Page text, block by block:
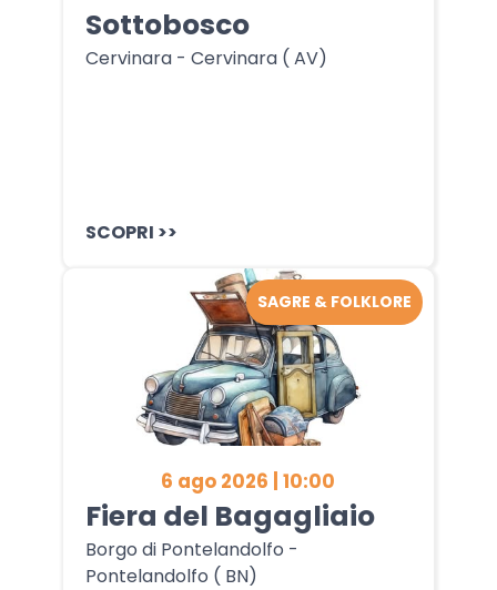
Sottobosco
Cervinara - Cervinara ( AV)
SCOPRI >>
6 ago 2026 | 10:00
Fiera del Bagagliaio
Borgo di Pontelandolfo -
Pontelandolfo ( BN)
SAGRE & FOLKLORE